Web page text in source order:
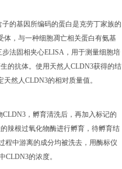
的基因所编码的蛋白是克劳丁家族的
体，与一种细胞凋亡相关蛋白有氨基
法固相夹心ELISA，用于测量细胞培
的抗体。使用天然人CLDN3获得的结
然人CLDN3的相对质量值。
，孵育清洗后，再加入标记的
辣根过氧化物酶进行孵育，待孵育结
程中游离的成分均被洗去，用酶标仪
CLDN3的浓度。